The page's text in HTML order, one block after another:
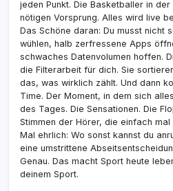
jeden Punkt. Die Basketballer in
nötigen Vorsprung. Alles wird live
Das Schöne daran: Du musst nicht
wühlen, halb zerfressene Apps
schwaches Datenvolumen hoffen.
die Filterarbeit für dich. Sie
das, was wirklich zählt. Und dann
Time. Der Moment, in dem sich
des Tages. Die Sensationen. Die
Stimmen der Hörer, die einfach
Mal ehrlich: Wo sonst kannst du
eine umstrittene
Genau. Das macht Sport heute
deinem Sport.